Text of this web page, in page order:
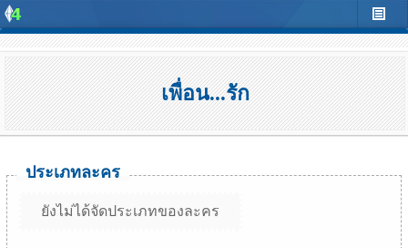
เพื่อน...รัก
ประเภทละคร
ยังไม่ได้จัดประเภทของละคร